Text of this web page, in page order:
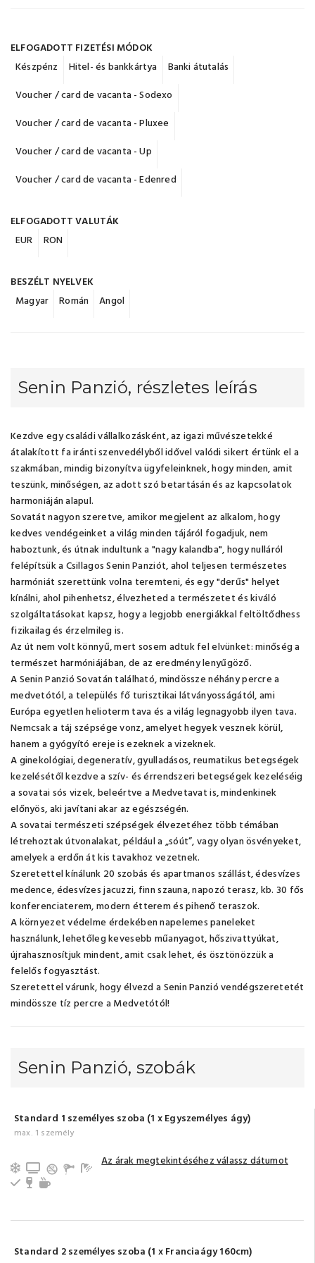
ELFOGADOTT FIZETÉSI MÓDOK
Készpénz
Hitel- és bankkártya
Banki átutalás
Voucher / card de vacanta - Sodexo
Voucher / card de vacanta - Pluxee
Voucher / card de vacanta - Up
Voucher / card de vacanta - Edenred
ELFOGADOTT VALUTÁK
EUR
RON
BESZÉLT NYELVEK
Magyar
Román Angol
Senin Panzió, részletes leírás
Kezdve egy családi vállalkozásként, az igazi művészetekké
átalakított fa iránti szenvedélyből idővel valódi sikert értünk el a
szakmában, mindig bizonyítva ügyfeleinknek, hogy minden, amit
teszünk, minőségen, az adott szó betartásán és az kapcsolatok
harmoniáján alapul.
Sovatát nagyon szeretve, amikor megjelent az alkalom, hogy
kedves vendégeinket a világ minden tájáról fogadjuk, nem
haboztunk, és útnak indultunk a "nagy kalandba", hogy nulláról
felépítsük a Csillagos Senin Panziót, ahol teljesen természetes
harmóniát szerettünk volna teremteni, és egy "derűs" helyet
kínálni, ahol pihenhetsz, élvezheted a természetet és kiváló
szolgáltatásokat kapsz, hogy a legjobb energiákkal feltöltődhess
fizikailag és érzelmileg is.
Az út nem volt könnyű, mert sosem adtuk fel elvünket: minőség a
természet harmóniájában, de az eredmény lenyűgöző.
A Senin Panzió Sovatán található, mindössze néhány percre a
medvetótól, a település fő turisztikai látványosságától, ami
Európa egyetlen helioterm tava és a világ legnagyobb ilyen tava.
Nemcsak a táj szépsége vonz, amelyet hegyek vesznek körül,
hanem a gyógyító ereje is ezeknek a vizeknek.
A ginekológiai, degeneratív, gyulladásos, reumatikus betegségek
kezelésétől kezdve a szív- és érrendszeri betegségek kezeléséig
a sovatai sós vizek, beleértve a Medvetavat is, mindenkinek
előnyös, aki javítani akar az egészségén.
A sovatai természeti szépségek élvezetéhez több témában
létrehoztak útvonalakat, például a „sóút”, vagy olyan ösvényeket,
amelyek a erdőn át kis tavakhoz vezetnek.
Szeretettel kínálunk 20 szobás és apartmanos szállást, édesvízes
medence, édesvízes jacuzzi, finn szauna, napozó terasz, kb. 30 fős
konferenciaterem, modern étterem és pihenő teraszok.
A környezet védelme érdekében napelemes paneleket
használunk, lehetőleg kevesebb műanyagot, hőszivattyúkat,
újrahasznosítjuk mindent, amit csak lehet, és ösztönözzük a
felelős fogyasztást.
Szeretettel várunk, hogy élvezd a Senin Panzió vendégszeretetét
mindössze tíz percre a Medvetótól!
Senin Panzió, szobák
Standard 1 személyes szoba (1 x Egyszemélyes ágy)
max. 1 személy
Légkondicionálás
TV
Fürdőszoba tusolóval (saját)
Hűtőszekrény
Minibar
Az árak megtekintéséhez válassz dátumot
Standard 2 személyes szoba (1 x Franciaágy 160cm)